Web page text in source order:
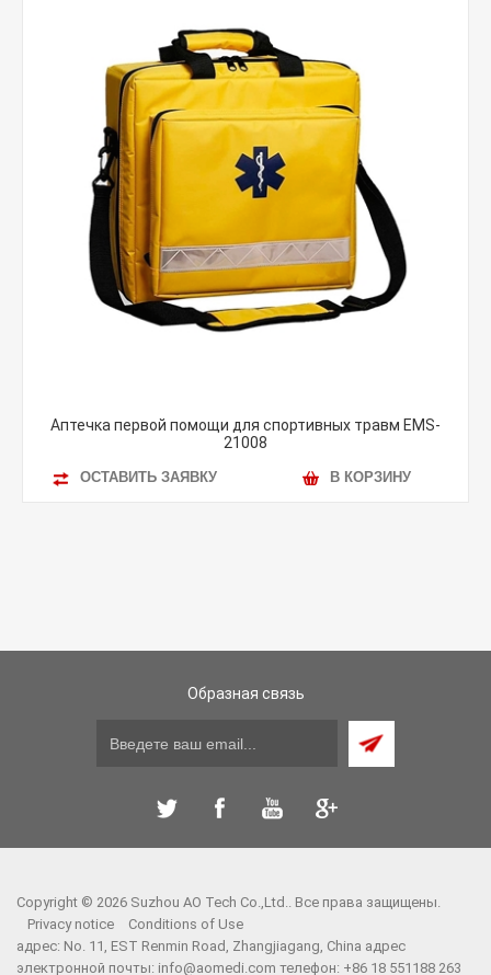
Аптечка первой помощи для спортивных травм EMS-
21008
ОСТАВИТЬ ЗАЯВКУ В КОРЗИНУ
Образная связь
Copyright © 2026 Suzhou AO Tech Co.,Ltd.. Все права защищены.
Privacy notice
Conditions of Use
адрес: No. 11, EST Renmin Road, Zhangjiagang, China адрес
электронной почты: info@aomedi.com телефон: +86 18 551188 263